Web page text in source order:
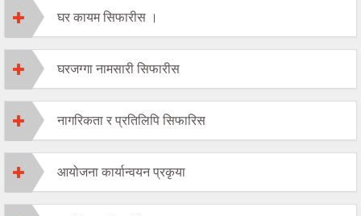
घर कायम सिफारीस ।
घरजग्गा नामसारी सिफारीस
नागरिकता र प्रतिलिपि सिफारिस
आयोजना कार्यान्वयन प्रकृया